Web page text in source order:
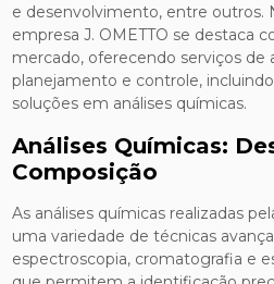
e desenvolvimento, entre outros.
empresa J. OMETTO se destaca
mercado, oferecendo serviços de
planejamento e controle,
soluções em análises químicas.
Análises Químicas:
Composição
As análises químicas realizadas
uma variedade de técnicas
espectroscopia, cromatografia e